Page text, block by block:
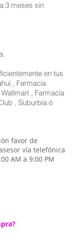
3 meses sin
en tus
, Farmacia
, Farmacia
, Suburbia ó
favor de
vía telefónica
AM a 9:00 PM